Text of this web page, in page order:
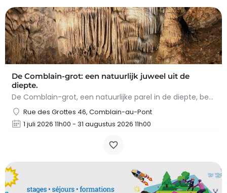
De Comblain-grot: een natuurlijk juweel uit de
diepte.
De Comblain-grot, een natuurlijke parel in de diepte, betovert met zijn spectaculaire concreties. Tijdens het…
Rue des Grottes 46, Comblain-au-Pont
1 juli 2026 11h00 - 31 augustus 2026 11h00